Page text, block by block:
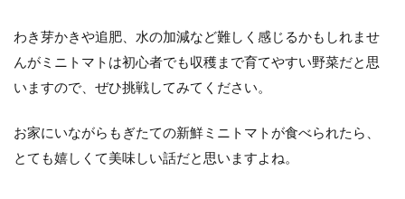
わき芽かきや追肥、水の加減など難しく感じるかもしれませ
んがミニトマトは初心者でも収穫まで育てやすい野菜だと思
いますので、ぜひ挑戦してみてください。
お家にいながらもぎたての新鮮ミニトマトが食べられたら、
とても嬉しくて美味しい話だと思いますよね。